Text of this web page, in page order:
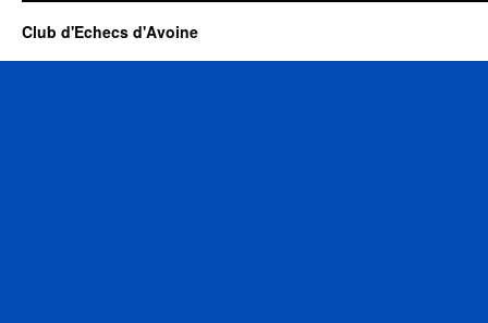
Club d'Echecs d'Avoine